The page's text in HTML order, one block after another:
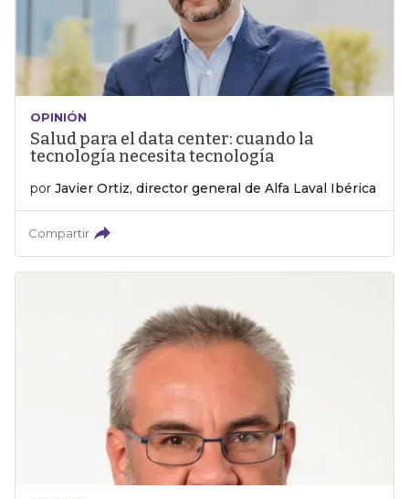
OPINIÓN
Salud para el data center: cuando la
tecnología necesita tecnología
por Javier Ortiz, director general de Alfa Laval Ibérica
Compartir